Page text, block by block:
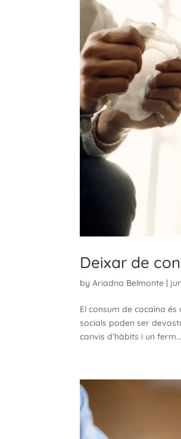
Deixar de
byAriadna Belmonte |
El consum de cocaïna
socials poden ser
canvis d’hàbits i un ferm...